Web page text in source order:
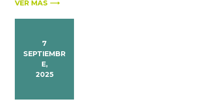
VER MÁS ⟶
7
SEPTIEMBR
E,
2025